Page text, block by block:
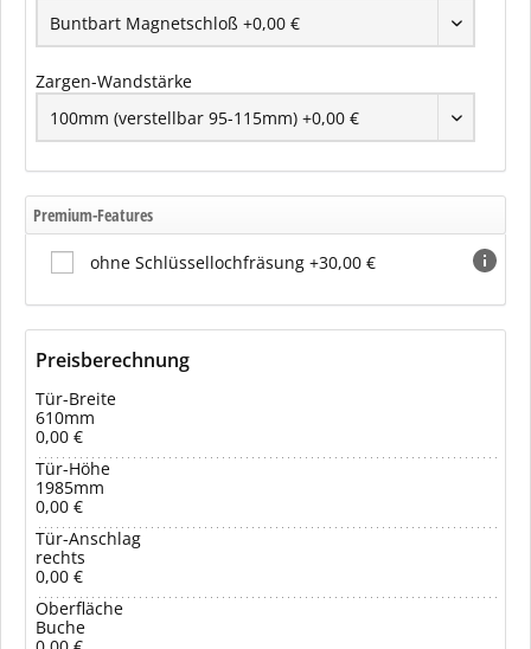
Zargen-Wandstärke
Premium-Features
ohne Schlüssellochfräsung +30,00 €
Preisberechnung
Tür-Breite
610mm
0,00 €
Tür-Höhe
1985mm
0,00 €
Tür-Anschlag
rechts
0,00 €
Oberfläche
Buche